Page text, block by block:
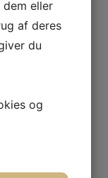
placeret tæt
og
også smukke
som
at dyrke en
række
eller
af deres
du
og